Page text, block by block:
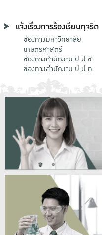
แจ้งเรื่องการร้องเรียนทุจริต
ช่องทางมหาวิทยาลัย
เกษตรศาสตร์
ช่องทางสำนักงาน ป.ป.ช.
ช่องทางสำนักงาน ป.ป.ท.